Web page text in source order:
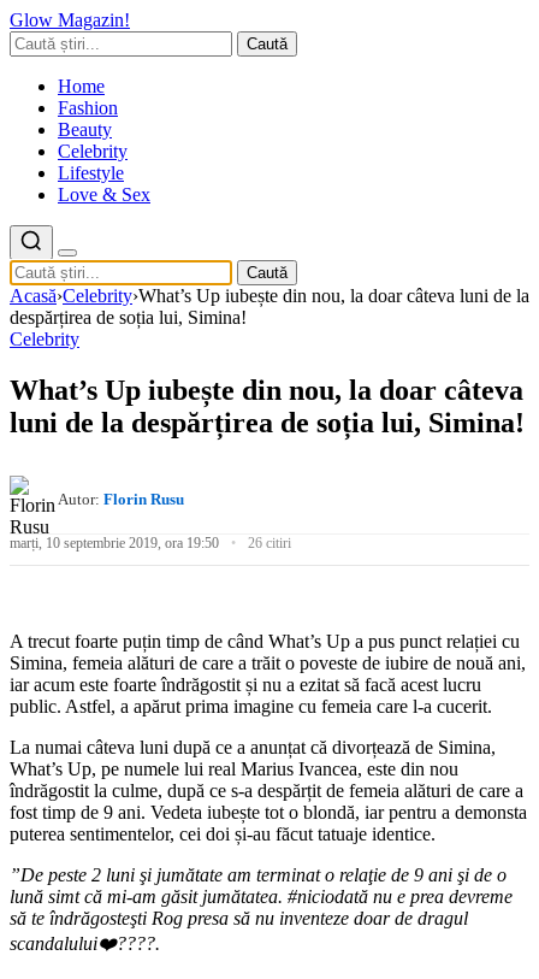
Glow Magazin!
Caută
Home
Fashion
Beauty
Celebrity
Lifestyle
Love & Sex
Caută
Acasă›Celebrity›What’s Up iubește din nou, la doar câteva luni de la
despărțirea de soția lui, Simina!
Celebrity
What’s Up iubește din nou, la doar câteva
luni de la despărțirea de soția lui, Simina!
Autor: Florin Rusu
marți, 10 septembrie 2019, ora 19:50 26 citiri
A trecut foarte puțin timp de când What’s Up a pus punct relației cu
Simina, femeia alături de care a trăit o poveste de iubire de nouă ani,
iar acum este foarte îndrăgostit și nu a ezitat să facă acest lucru
public. Astfel, a apărut prima imagine cu femeia care l-a cucerit.
La numai câteva luni după ce a anunțat că divorțează de Simina,
What’s Up, pe numele lui real Marius Ivancea, este din nou
îndrăgostit la culme, după ce s-a despărțit de femeia alături de care a
fost timp de 9 ani. Vedeta iubește tot o blondă, iar pentru a demonsta
puterea sentimentelor, cei doi și-au făcut tatuaje identice.
”De peste 2 luni şi jumătate am terminat o relaţie de 9 ani şi de o
lună simt că mi-am găsit jumătatea. #niciodată nu e prea devreme
să te îndrăgosteşti Rog presa să nu inventeze doar de dragul
scandalului❤️????.